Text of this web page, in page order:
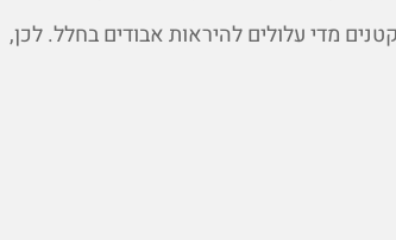
מדי עלולים להיראות אבודים בחלל. לכן,